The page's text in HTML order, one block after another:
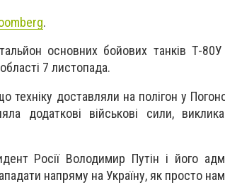
.
основних бойових танків Т-
7 листопада.
техніку доставляли на полігон у
додаткові військові сили,
Росії Володимир Путін і його
напряму на Україну, як просто